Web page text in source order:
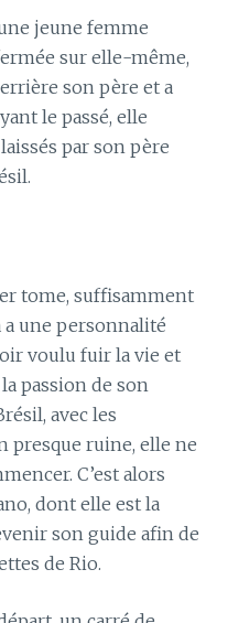
jeune femme
sur elle-même,
son père et a
le passé, elle
par son père
tome, suffisamment
a une personnalité
voulu fuir la vie et
passion de son
avec les
presque ruine, elle ne
C’est alors
dont elle est la
son guide afin de
de Rio.